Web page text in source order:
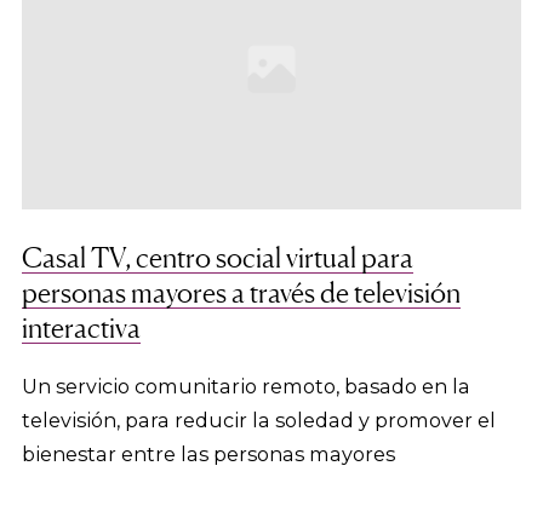
Casal TV, centro social virtual para
personas mayores a través de televisión
interactiva
Un servicio comunitario remoto, basado en la
televisión, para reducir la soledad y promover el
bienestar entre las personas mayores